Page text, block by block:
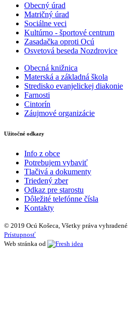
Obecný úrad
Matričný úrad
Sociálne veci
Kultúrno - športové centrum
Zasadačka oproti Ocú
Osvetová beseda Nozdrovice
Obecná knižnica
Materská a základná škola
Stredisko evanjelickej diakonie
Farnosti
Cintorín
Záujmové organizácie
Užitočné odkazy
Info z obce
Potrebujem vybaviť
Tlačivá a dokumenty
Triedený zber
Odkaz pre starostu
Dôležité telefónne čísla
Kontakty
© 2019 Ocú Košeca, Všetky práva vyhradené.
Prístupnosť
Web stránka od